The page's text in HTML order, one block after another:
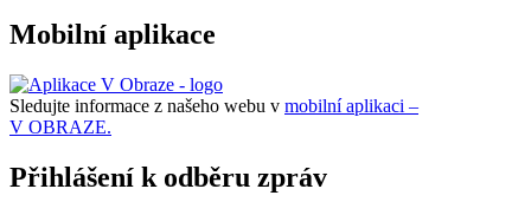
Mobilní aplikace
Sledujte informace z našeho webu v mobilní aplikaci –
V OBRAZE.
Přihlášení k odběru zpráv